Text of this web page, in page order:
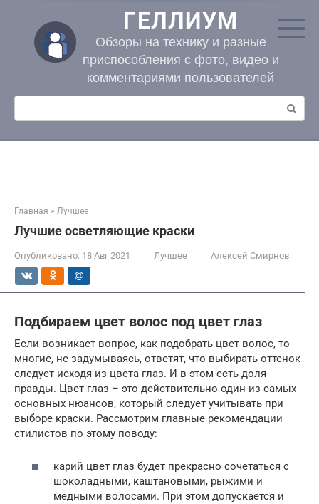
контенту
ГЕЛЛИУМ
Обзоры на технику и разные
приспособления с фото, видео и
комментариями пользователей
Поиск:
Главная » Лучшее
Лучшие осветляющие краски
Опубликовано: 18 Авг 2021 Лучшее Алексей Смирнов
Подбираем цвет волос под цвет глаз
Если возникает вопрос, как подобрать цвет волос, то
многие, не задумываясь, ответят, что выбирать оттенок
следует исходя из цвета глаз. И в этом есть доля
правды. Цвет глаз – это действительно один из самых
основных нюансов, который следует учитывать при
выборе краски. Рассмотрим главные рекомендации
стилистов по этому поводу:
карий цвет глаз будет прекрасно сочетаться с
шоколадными, каштановыми, рыжими и
медными волосами. При этом допускается и